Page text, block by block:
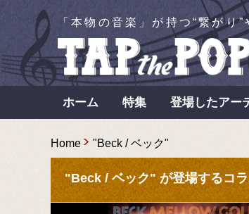
「本物の音楽」が持つ“繋がり
ホーム 特集 登場したアー
Home "Beck / ベック"
"Beck / ベック" が登場するコ